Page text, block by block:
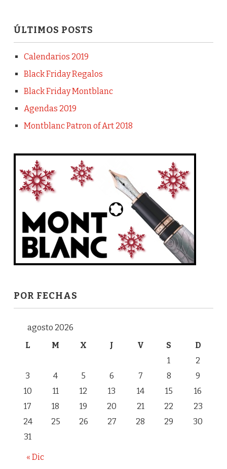
ÚLTIMOS POSTS
Calendarios 2019
Black Friday Regalos
Black Friday Montblanc
Agendas 2019
Montblanc Patron of Art 2018
POR FECHAS
agosto 2026
L
M X J V S D
« Dic
1
2
3
4 5 6 7 8
9
10
11 12 13 14 15
16
17
18 19 20 21 22
23
24
25 26 27 28 29
30
31